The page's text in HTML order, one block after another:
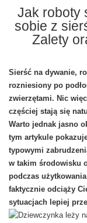
Jak roboty
sobie z
Zalety
Sierść na dywanie,
rozniesiony po
zwierzętami. Nic
częściej stają się
Warto jednak jasno
tym artykule
typowymi
w takim środowisku
podczas
faktycznie odciąży
sytuacjach lepiej